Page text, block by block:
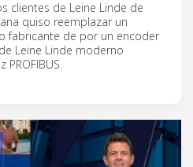
clientes de Leine Linde de
quiso reemplazar un
fabricante de por un encoder
Leine Linde moderno